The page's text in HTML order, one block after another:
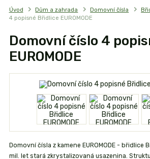
Úvod Dům a zahrada Domovní čísla
4 popisné Břidlice EUROMODE
Domovní číslo 4
EUROMODE
Domovní čísla z kamene EUROMODE - břidlice
mil. let stará zkrystalizovaná usazenina.